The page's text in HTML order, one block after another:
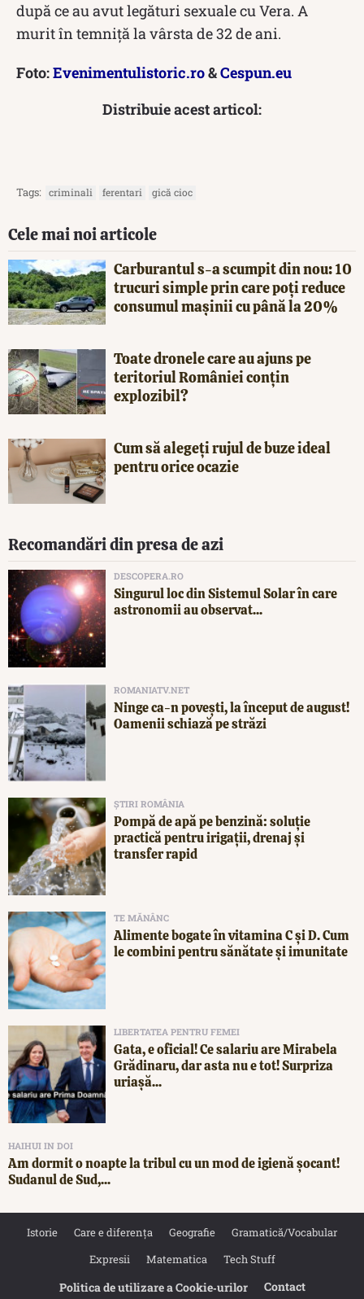
după ce au avut legături sexuale cu Vera. A
murit în temniță la vârsta de 32 de ani.
Foto:Evenimentulistoric.ro&Cespun.eu
Distribuie acest articol:
Tags: criminali ferentari gică cioc
Cele mai noi articole
Carburantul s-a scumpit din nou: 10
trucuri simple prin care poți reduce
consumul mașinii cu până la 20%
Toate dronele care au ajuns pe
teritoriul României conțin
explozibil?
Cum să alegeți rujul de buze ideal
pentru orice ocazie
Recomandări din presa de azi
DESCOPERA.RO
Singurul loc din Sistemul Solar în care
astronomii au observat...
ROMANIATV.NET
Ninge ca-n povești, la început de august!
Oamenii schiază pe străzi
ȘTIRI ROMÂNIA
Pompă de apă pe benzină: soluție
practică pentru irigații, drenaj și
transfer rapid
TE MĂNÂNC
Alimente bogate în vitamina C și D. Cum
le combini pentru sănătate și imunitate
LIBERTATEA PENTRU FEMEI
Gata, e oficial! Ce salariu are Mirabela
Grădinaru, dar asta nu e tot! Surpriza
uriașă...
HAIHUI IN DOI
Am dormit o noapte la tribul cu un mod de igienă șocant!
Sudanul de Sud,...
Istorie Care e diferența Geografie
Gramatică/Vocabular
Expresii
Matematica Tech Stuff
Politica de utilizare a Cookie‐urilor Contact